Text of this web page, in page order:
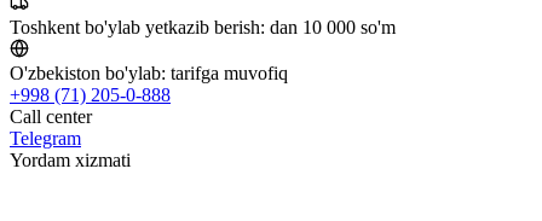
Toshkent bo'ylab yetkazib berish: dan 10 000 so'm
O'zbekiston bo'ylab: tarifga muvofiq
+998 (71) 205-0-888
Call center
Telegram
Yordam xizmati